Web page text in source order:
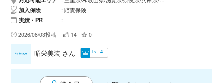
加入保険
賠責保険
実績・PR
2026/08/03投稿 14 0
昭栄美装 さん Lv 4